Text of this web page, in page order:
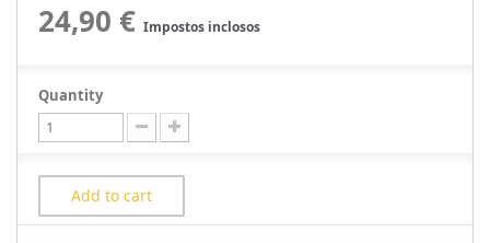
24,90 € Impostos inclosos
Quantity
Add to cart